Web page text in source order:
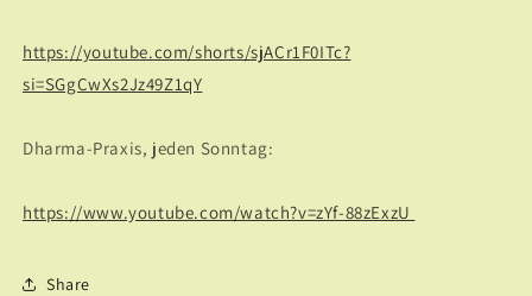
https://youtube.com/shorts/sjACr1F0ITc?
si=SGgCwXs2Jz49Z1qY
Dharma-Praxis, jeden Sonntag:
https://www.youtube.com/watch?v=zYf-88zExzU
Share